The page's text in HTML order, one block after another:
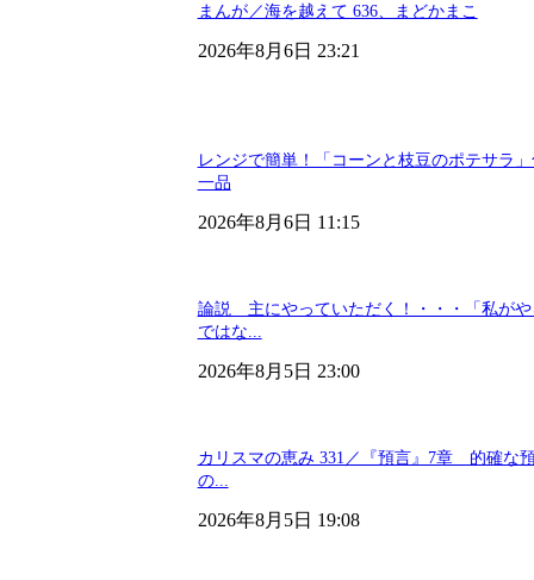
まんが／海を越えて 636、まどかまこ
2026年8月6日 23:21
レンジで簡単！「コーンと枝豆のポテサラ
一品
2026年8月6日 11:15
論説 主にやっていただく！・・・「私がや
ではな...
2026年8月5日 23:00
カリスマの恵み 331／『預言』7章 的確な
の...
2026年8月5日 19:08